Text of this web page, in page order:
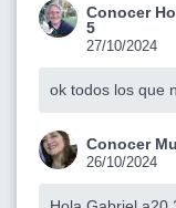
Conocer
5
27/10/2024
ok todos los que
Conocer
26/10/2024